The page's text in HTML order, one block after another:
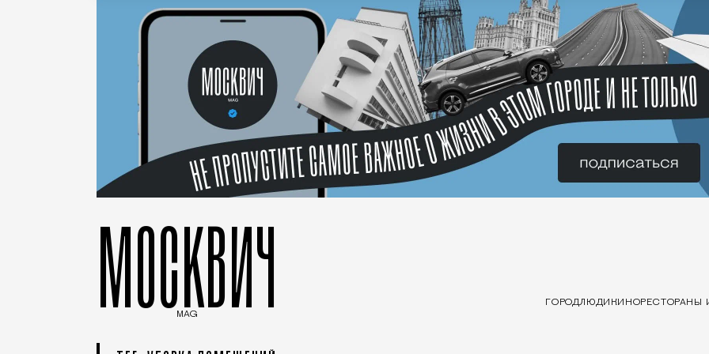
МОСКВИЧ
MAG
ГОРОДЛЮДИ КИНОРЕСТОРАНЫ